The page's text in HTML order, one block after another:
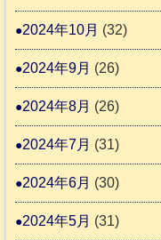
2024年10月 (32)
2024年9月 (26)
2024年8月 (26)
2024年7月 (31)
2024年6月 (30)
2024年5月 (31)